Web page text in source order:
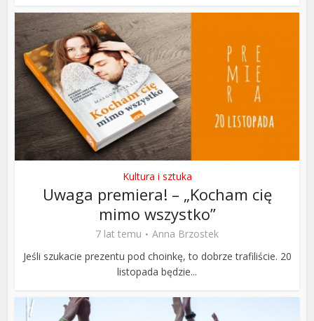
Kultura i sztuka
Uwaga premiera! – „Kocham cię
mimo wszystko”
7 lat temu
Anna Brzostek
Jeśli szukacie prezentu pod choinkę, to dobrze trafiliście. 20
listopada będzie...